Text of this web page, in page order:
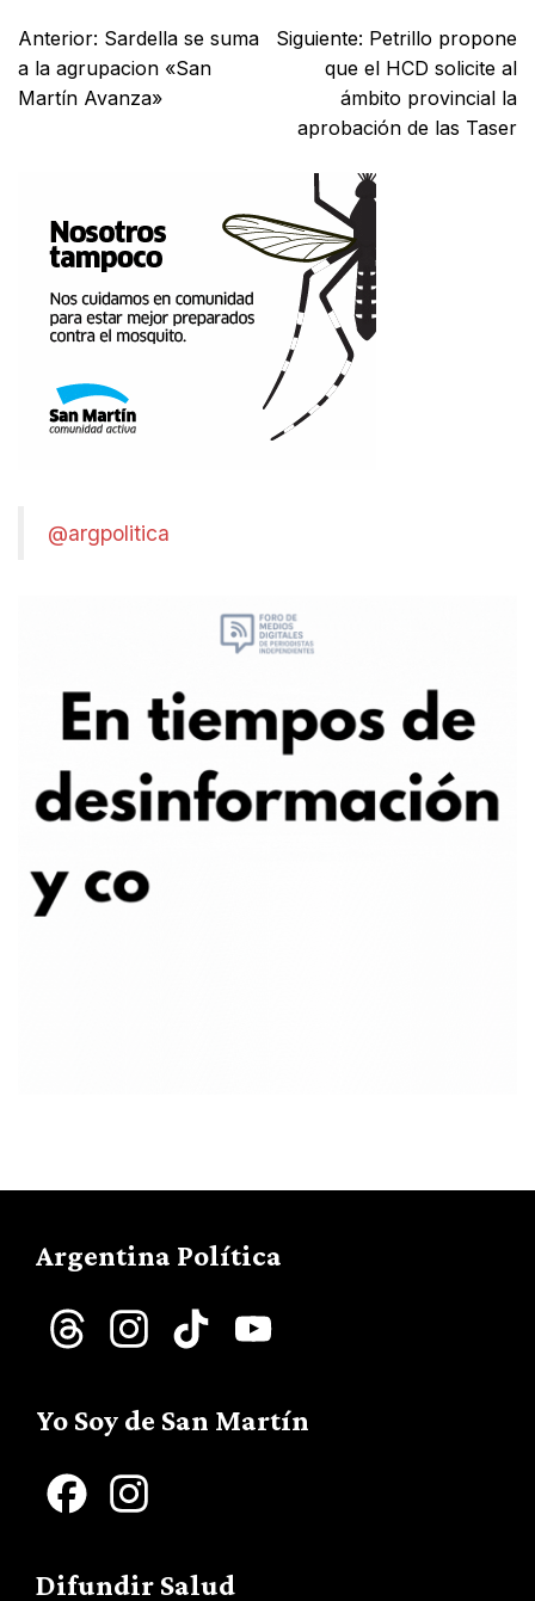
Anterior: Sardella se suma
a la agrupacion «San
Martín Avanza»
Siguiente: Petrillo propone
que el HCD solicite al
ámbito provincial la
aprobación de las Taser
@argpolitica
Argentina Política
Threads InstagramTikTok
Yo Soy de San Martín
Facebook
Difundir Salud